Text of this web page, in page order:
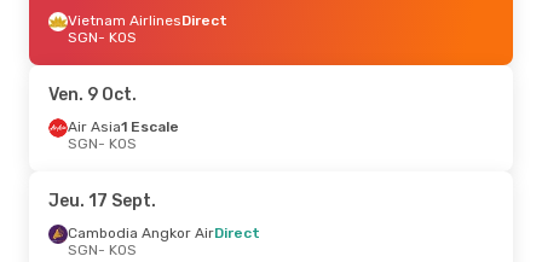
Cambodia Angkor Air1 Escale
SGN- KOS
KOS- SGN
Vietnam AirlinesDirect
SGN- KOS
Ven. 9 Oct.
Air Asia1 Escale
SGN- KOS
Jeu. 17 Sept.
Cambodia Angkor AirDirect
SGN- KOS